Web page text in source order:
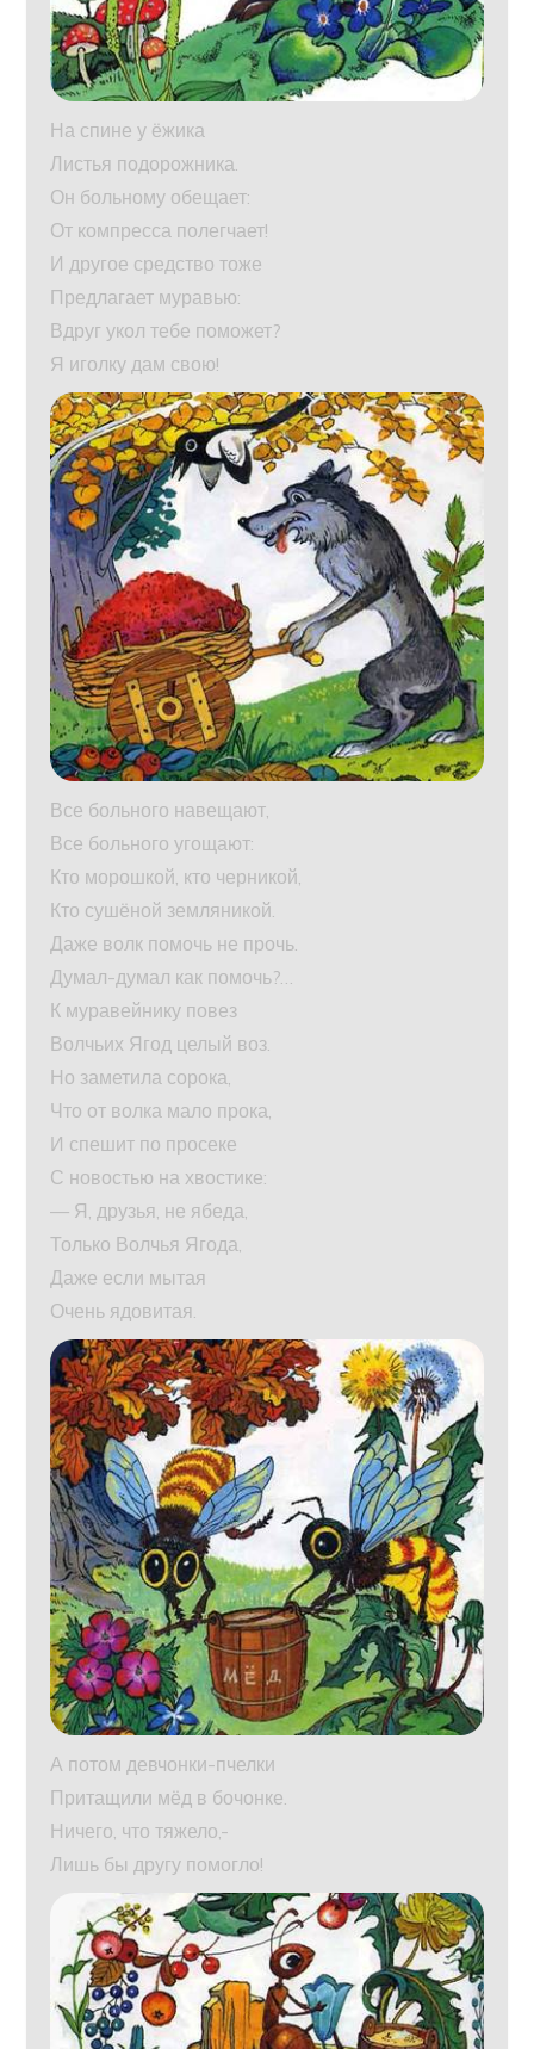
На спине у ёжика
Листья подорожника.
Он больному обещает:
От компресса полегчает!
И другое средство тоже
Предлагает муравью:
Вдруг укол тебе поможет?
Я иголку дам свою!
Все больного навещают,
Все больного угощают:
Кто морошкой, кто черникой,
Кто сушёной земляникой.
Даже волк помочь не прочь.
Думал-думал как помочь?…
К муравейнику повез
Волчьих Ягод целый воз.
Но заметила сорока,
Что от волка мало прока,
И спешит по просеке
С новостью на хвостике:
— Я, друзья, не ябеда,
Только Волчья Ягода,
Даже если мытая
Очень ядовитая.
А потом девчонки-пчелки
Притащили мёд в бочонке.
Ничего, что тяжело,-
Лишь бы другу помогло!